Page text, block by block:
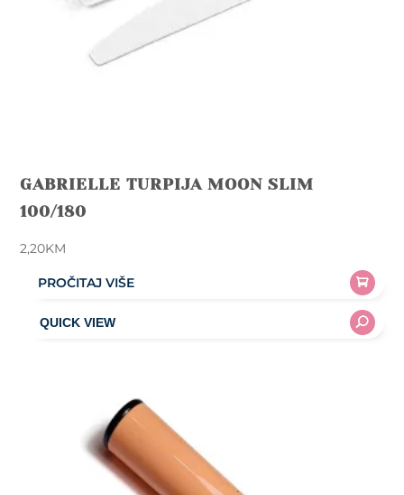
GABRIELLE TURPIJA MOON SLIM
100/180
2,20KM
PROČITAJ VIŠE